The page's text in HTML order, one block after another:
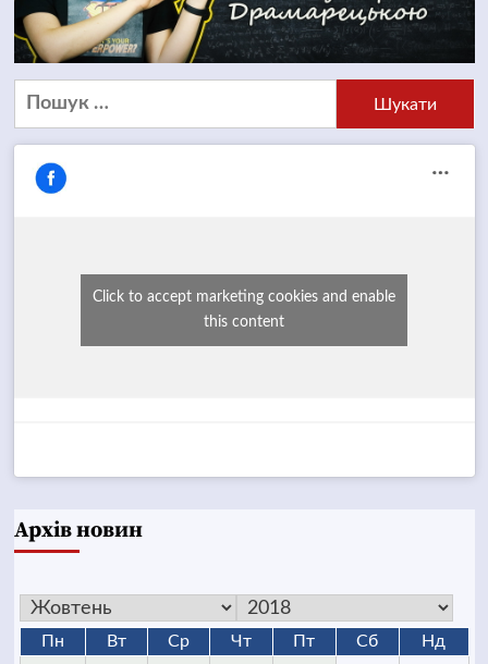
Пошук:
Click to accept marketing cookies and enable
this content
Архів новин
Пн Вт Ср Чт Пт Сб Нд